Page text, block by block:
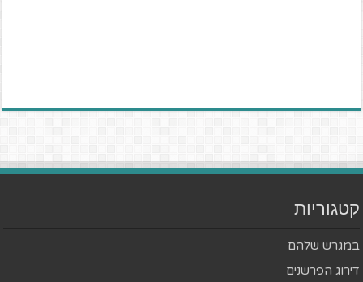
קטגוריות
במגרש שלהם
דירוג הפרשנים